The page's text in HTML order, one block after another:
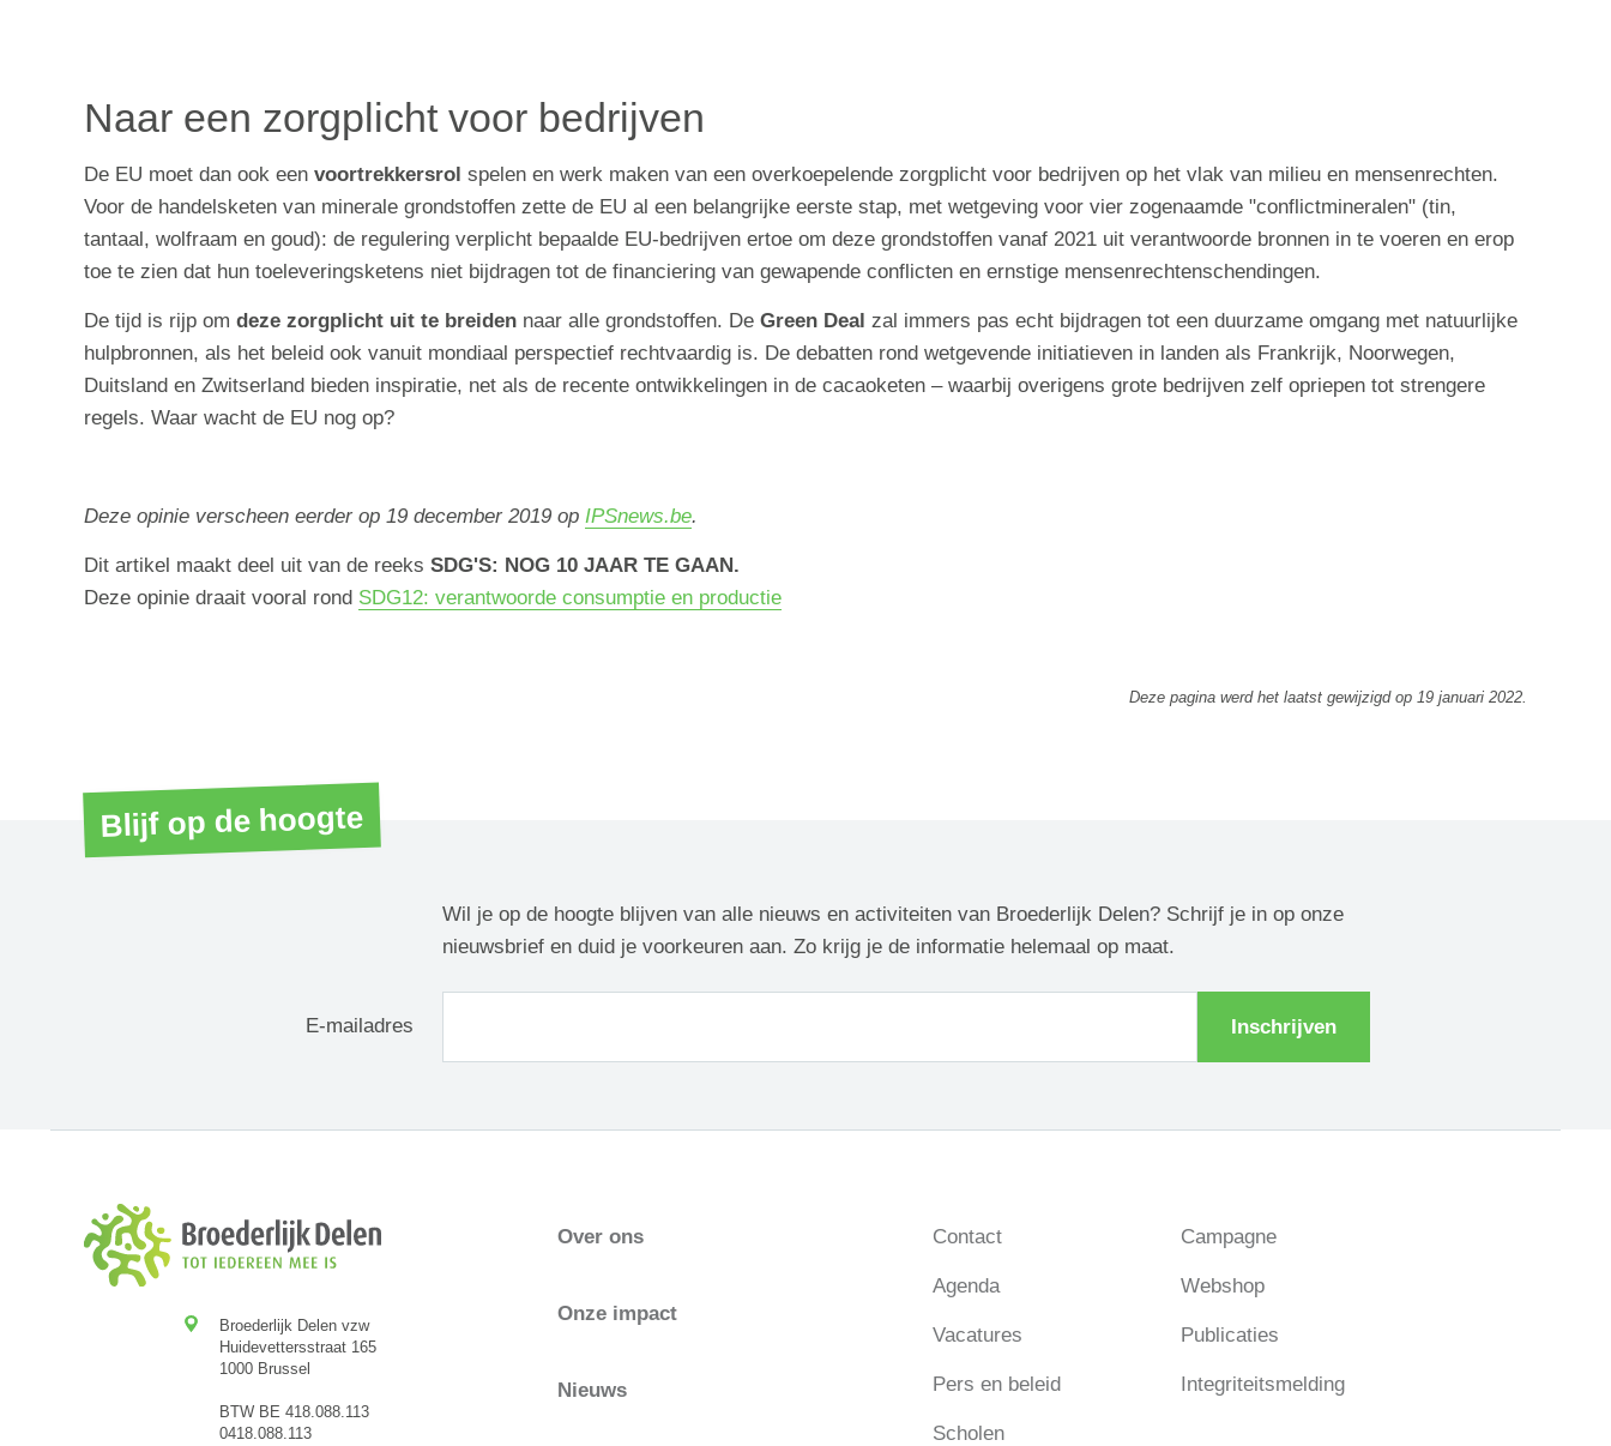
Naar een zorgplicht voor bedrijven
De EU moet dan ook een voortrekkersrol spelen en werk maken van een overkoepelende zorgplicht voor bedrijven op het vlak van milieu en mensenrechten.
Voor de handelsketen van minerale grondstoffen zette de EU al een belangrijke eerste stap, met wetgeving voor vier zogenaamde "conflictmineralen" (tin,
tantaal, wolfraam en goud): de regulering verplicht bepaalde EU-bedrijven ertoe om deze grondstoffen vanaf 2021 uit verantwoorde bronnen in te voeren en erop
toe te zien dat hun toeleveringsketens niet bijdragen tot de financiering van gewapende conflicten en ernstige mensenrechtenschendingen.
De tijd is rijp om deze zorgplicht uit te breiden naar alle grondstoffen. De Green Deal zal immers pas echt bijdragen tot een duurzame omgang met natuurlijke
hulpbronnen, als het beleid ook vanuit mondiaal perspectief rechtvaardig is. De debatten rond wetgevende initiatieven in landen als Frankrijk, Noorwegen,
Duitsland en Zwitserland bieden inspiratie, net als de recente ontwikkelingen in de cacaoketen – waarbij overigens grote bedrijven zelf opriepen tot strengere
regels. Waar wacht de EU nog op?
Deze opinie verscheen eerder op 19 december 2019 op IPSnews.be.
Dit artikel maakt deel uit van de reeks SDG'S: NOG 10 JAAR TE GAAN.
Deze opinie draait vooral rond SDG12: verantwoorde consumptie en productie
Deze pagina werd het laatst gewijzigd op 19 januari 2022.
Blijf op de hoogte
Wil je op de hoogte blijven van alle nieuws en activiteiten van Broederlijk Delen? Schrijf je in op onze
nieuwsbrief en duid je voorkeuren aan. Zo krijg je de informatie helemaal op maat.
E-mailadres Inschrijven
Broederlijk Delen vzw
Huidevettersstraat 165
1000 Brussel
BTW BE 418.088.113
0418.088.113
Over ons
Onze impact
Nieuws
Contact
Agenda
Vacatures
Pers en beleid
Scholen
Campagne
Webshop
Publicaties
Integriteitsmelding